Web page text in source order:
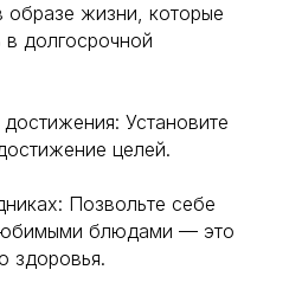
жизни, которые
долгосрочной
Установите
целей.
Позвольте себе
блюдами — это
здоровья.